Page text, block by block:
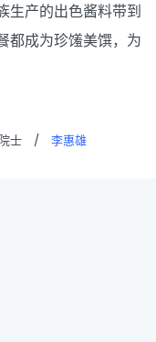
生产的出色酱料带到
都成为珍馐美馔，为
士 / 李惠雄